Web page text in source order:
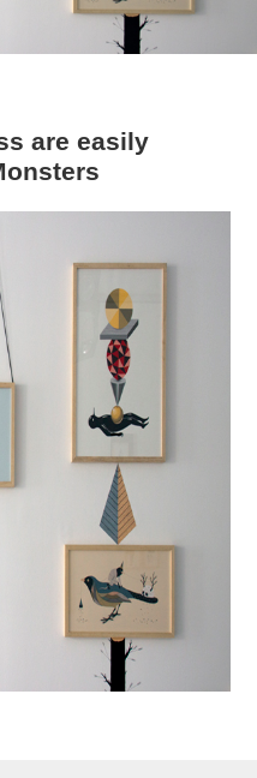
are easily
author/